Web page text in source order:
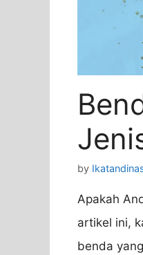
by
Apakah
artikel ini,
benda